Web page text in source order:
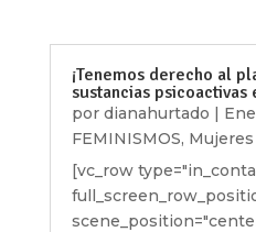
¡Tenemos derecho al
sustancias
por dianahurtado |
FEMINISMOS,
[vc_row